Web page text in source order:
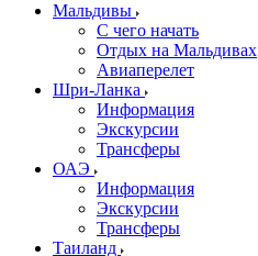
Мальдивы
С чего начать
Отдых на Мальдивах
Авиаперелет
Шри-Ланка
Информация
Экскурсии
Трансферы
ОАЭ
Информация
Экскурсии
Трансферы
Таиланд